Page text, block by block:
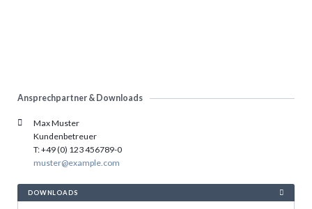
Ansprechpartner & Downloads
Max Muster
Kundenbetreuer
T: +49 (0) 123 456789-0
muster@example.com
DOWNLOADS